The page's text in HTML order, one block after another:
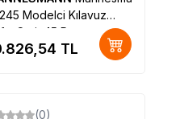
Modelci Kılavuz
Seti, 45 Parça
TL
(0)